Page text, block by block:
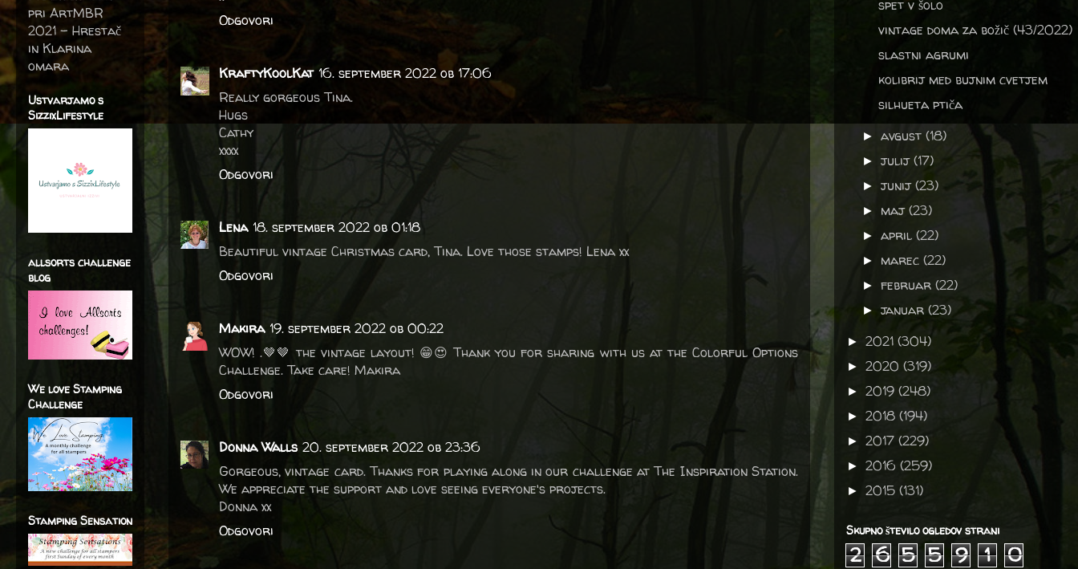
Odgovori
KraftyKoolKat 16. september 2022 ob 17:06
Really gorgeous Tina.
Hugs
Cathy
xxxx
Odgovori
Lena 18. september 2022 ob 01:18
Beautiful vintage Christmas card, Tina. Love those stamps! Lena xx
Odgovori
Makira 19. september 2022 ob 00:22
WOW! .🤎🤎 the vintage layout! 😁😍 Thank you for sharing with us at the Colorful Options
Challenge. Take care! Makira
Odgovori
Donna Walls 20. september 2022 ob 23:36
Gorgeous, vintage card. Thanks for playing along in our challenge at The Inspiration Station.
We appreciate the support and love seeing everyone's projects.
Donna xx
Odgovori
pri ArtMBR
2021 – Hrestač
in Klarina
omara
Ustvarjamo s
SizzixLifestyle
allsorts challenge
blog
We love Stamping
Challenge
Stamping Sensation
spet v šolo
vintage doma za božič (43/2022)
slastni agrumi
kolibrij med bujnim cvetjem
silhueta ptiča
►avgust(18)
►julij(17)
►junij(23)
► maj(23)
►april(22)
► marec(22)
►februar(22)
►januar(23)
► 2021 (304)
► 2020 (319)
► 2019 (248)
► 2018 (194)
► 2017 (229)
► 2016 (259)
► 2015 (131)
Skupno število ogledov strani
2 6 5 5 9 1 0